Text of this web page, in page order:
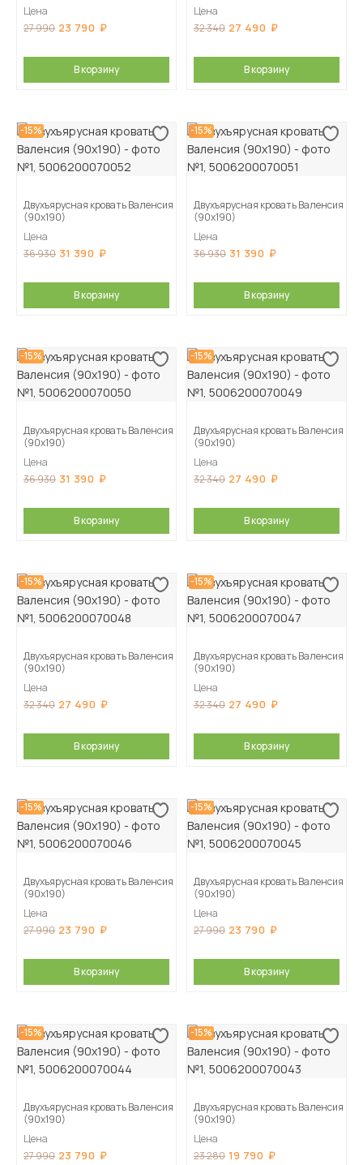
Цена
27 990 23 790
В корзину
Цена
32 340 27 490
В корзину
-15%
Двухъярусная кровать Валенсия
(90х190)
Цена
36 930 31 390
В корзину
-15%
Двухъярусная кровать Валенсия
(90х190)
Цена
36 930 31 390
В корзину
-15%
Двухъярусная кровать Валенсия
(90х190)
Цена
36 930 31 390
В корзину
-15%
Двухъярусная кровать Валенсия
(90х190)
Цена
32 340 27 490
В корзину
-15%
Двухъярусная кровать Валенсия
(90х190)
Цена
32 340 27 490
В корзину
-15%
Двухъярусная кровать Валенсия
(90х190)
Цена
32 340 27 490
В корзину
-15%
Двухъярусная кровать Валенсия
(90х190)
Цена
27 990 23 790
В корзину
-15%
Двухъярусная кровать Валенсия
(90х190)
Цена
27 990 23 790
В корзину
-15%
Двухъярусная кровать Валенсия
(90х190)
Цена
27 990 23 790
-15%
Двухъярусная кровать Валенсия
(90х190)
Цена
23 280 19 790